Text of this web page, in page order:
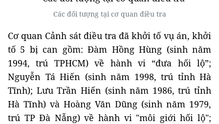
Các đối tượng tại cơ quan điều tra
Cơ quan Cảnh sát điều tra đã khởi tố vụ án, khởi
tố 5 bị can gồm: Đàm Hồng Hùng (sinh năm
1994, trú TPHCM) về hành vi “đưa hối lộ”;
Nguyễn Tá Hiến (sinh năm 1998, trú tỉnh Hà
Tĩnh); Lưu Trần Hiến (sinh năm 1986, trú tỉnh
Hà Tĩnh) và Hoàng Văn Dũng (sinh năm 1979,
trú TP Đà Nẵng) về hành vi "môi giới hối lộ";